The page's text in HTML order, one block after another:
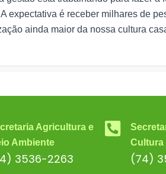
A expectativa é receber milhares de
ainda maior da nossa cultura
Agricultura e
Ambiente
3536-2263
Cultura
(74)